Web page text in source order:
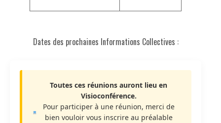
Dates des prochaines Informations Collectives :
Toutes ces réunions auront lieu en
Visioconférence.
Pour participer à une réunion, merci de
bien vouloir vous inscrire au préalable